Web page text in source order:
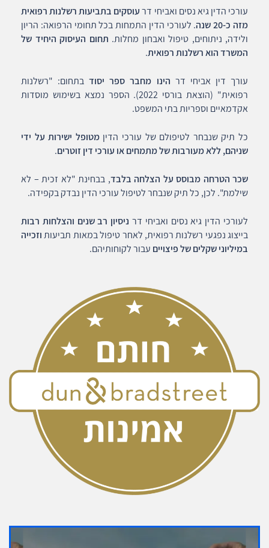
עורכי הדין גיא נסים ואביחי דרעוסקים בתביעות רשלנות רפואית
מזה כ-20 שנה
. לעורכי הדין התמחות בכל תחומי הרפואה: הריון
ולידה, ניתוחים, טיפול ואבחון מחלות. תחום העיסוק היחיד של
המשרד הוא רשלנות רפואית.
עורך דין אביחי דר הינו מחבר ספר יסודבתחום: "רשלנות
רפואית" (הוצאת בורסי 2022). הספר נמצא בשימוש מוסדות
אקדמאיים וספריות בתי המשפט.
כל תיק שנבחר לטיפולם של עורכי הדיןמטופל ישירות על ידי
שניהם, ללא מעורבות של מתמחים או עורכי דין זוטרים.
שכר הטרחה מבוסס על הצלחה בלבד, בבחינת "לא זכית – לא
שילמת". לכן, כל תיק שנבחר לטיפול עורכי הדין נבדק בקפידה.
לעורכי הדין גיא נסים ואביחי דר ניסיון רב שנים והצלחות רבות
בייצוג נפגעי רשלנות רפואית, לאחר טיפול במאות תביעותוזכייה
במיליוני שקלים של פיצויים עבור לקוחותיהם.